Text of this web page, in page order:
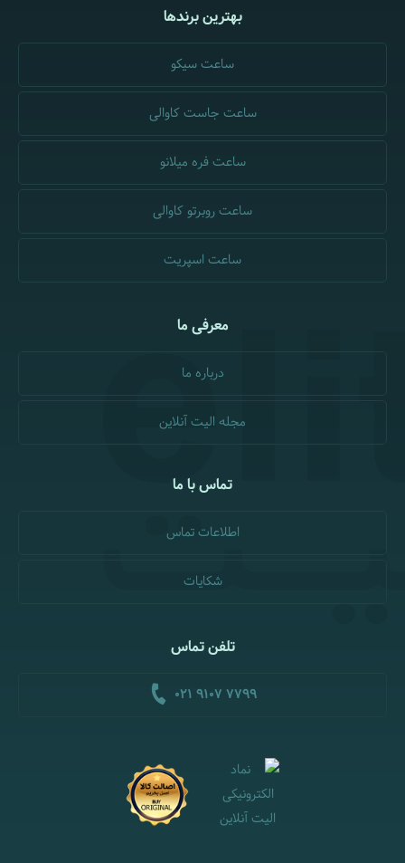
بهترین برندها
ساعت سیکو
ساعت جاست کاوالی
ساعت فره میلانو
ساعت روبرتو کاوالی
ساعت اسپریت
معرفی ما
درباره ما
مجله الیت آنلاین
تماس با ما
اطلاعات تماس
شکایات
تلفن تماس
021 9107 7799